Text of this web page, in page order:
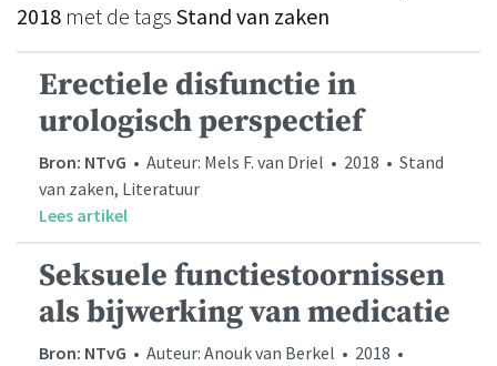
2018 met de tags Stand van zaken
Erectiele disfunctie in
urologisch perspectief
Bron: NTvG • Auteur: Mels F. van Driel • 2018 • Stand
van zaken, Literatuur
Lees artikel
Seksuele functiestoornissen
als bijwerking van medicatie
Bron: NTvG • Auteur: Anouk van Berkel • 2018 •